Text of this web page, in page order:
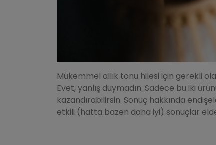
Mükemmel allık tonu hilesi için gerekli
Evet, yanlış duymadın. Sadece bu iki
kazandırabilirsin. Sonuç hakkında
etkili (hatta bazen daha iyi) sonuçlar